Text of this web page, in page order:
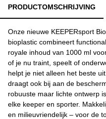
PRODUCTOMSCHRIJVING
Onze nieuwe KEEPERsport
bioplastic combineert
royale inhoud van 1000 ml
of je nu traint, speelt of
helpt je niet alleen het beste
draagt ook bij aan de
robuuste maar lichte ontwerp
elke keeper en sporter.
en milieuvriendelijk – voor de